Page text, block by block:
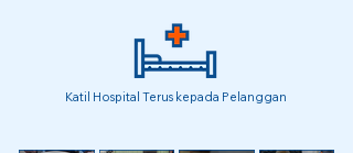
Katil Hospital Terus kepada Pelanggan